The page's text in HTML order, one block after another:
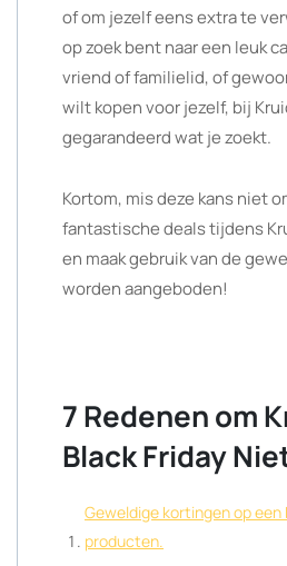
of om jezelf eens extra te
op zoek bent naar een leuk
vriend of familielid, of
wilt kopen voor jezelf, bij
gegarandeerd wat je zoekt.
Kortom, mis deze kans niet
fantastische deals tijdens
en maak gebruik van de
worden aangeboden!
7 Redenen om
Black Friday
Geweldige kortingen op een
producten.